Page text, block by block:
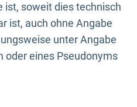
ist, soweit dies technisch
ist, auch ohne Angabe
unter Angabe
oder eines Pseudonyms